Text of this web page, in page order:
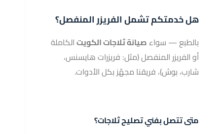
هل خدمتكم تشمل الفريزر المنفصل؟
بالطبع — سواءصيانة ثلاجات الكويتالكاملة
أو الفريزر المنفصل (مثل: فريزرات هايسنس،
شارب، بوش)، فريقنا مجهّز بكل الأدوات.
متى تتصل بفني تصليح ثلاجات؟